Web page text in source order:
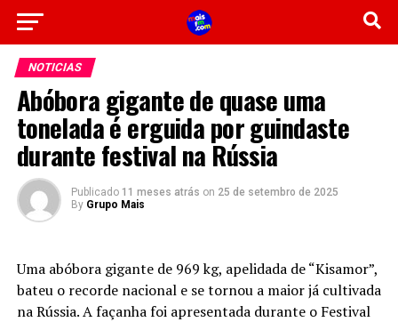
NOTICIAS
Abóbora gigante de quase uma
tonelada é erguida por guindaste
durante festival na Rússia
Publicado 11 meses atrás on 25 de setembro de 2025
By Grupo Mais
Uma abóbora gigante de 969 kg, apelidada de “Kisamor”,
bateu o recorde nacional e se tornou a maior já cultivada
na Rússia. A façanha foi apresentada durante o Festival